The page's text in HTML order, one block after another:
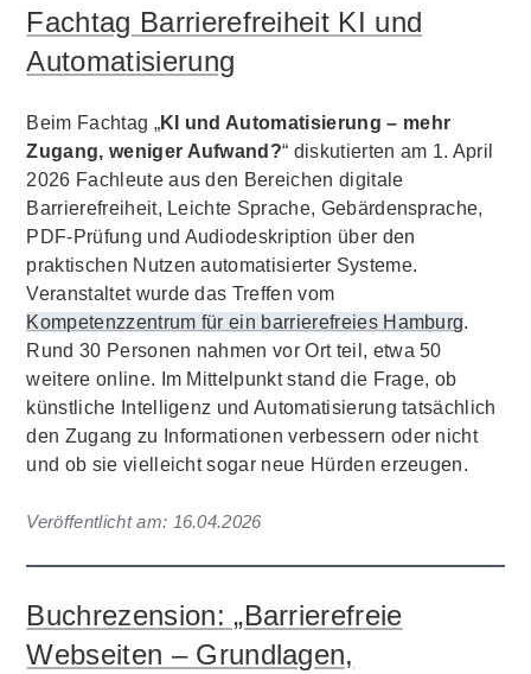
Fachtag Barrierefreiheit KI und
Automatisierung
Beim Fachtag „KI und Automatisierung – mehr
Zugang, weniger Aufwand?“ diskutierten am 1. April
2026 Fachleute aus den Bereichen digitale
Barrierefreiheit, Leichte Sprache, Gebärdensprache,
PDF-Prüfung und Audiodeskription über den
praktischen Nutzen automatisierter Systeme.
Veranstaltet wurde das Treffen vom
Kompetenzzentrum für ein barrierefreies Hamburg.
Rund 30 Personen nahmen vor Ort teil, etwa 50
weitere online. Im Mittelpunkt stand die Frage, ob
künstliche Intelligenz und Automatisierung tatsächlich
den Zugang zu Informationen verbessern oder nicht
und ob sie vielleicht sogar neue Hürden erzeugen.
Veröffentlicht am: 16.04.2026
Buchrezension: „Barrierefreie
Webseiten – Grundlagen,